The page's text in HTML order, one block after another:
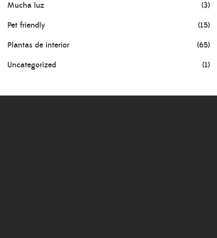
Mucha luz (3)
Pet friendly (15)
Plantas de interior (65)
Uncategorized (1)